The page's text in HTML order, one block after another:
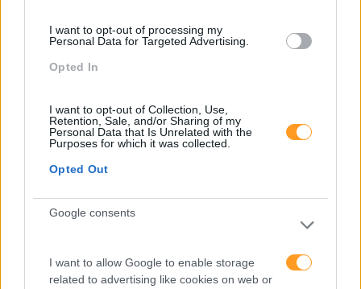
I want to opt-out of processing my
Personal Data for Targeted Advertising.
Opted In
I want to opt-out of Collection, Use,
Retention, Sale, and/or Sharing of my
Personal Data that Is Unrelated with the
Purposes for which it was collected.
Opted Out
Google consents
I want to allow Google to enable storage
related to advertising like cookies on web or
Artigo De Opinião
Atendimento E Relação Cliente
Cultura
Entrevista